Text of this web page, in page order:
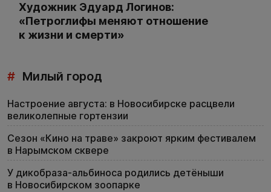
Художник Эдуард Логинов:
«Петроглифы меняют отношение
к жизни и смерти»
# Милый город
Настроение августа: в Новосибирске расцвели
великолепные гортензии
Сезон «Кино на траве» закроют ярким фестивалем
в Нарымском сквере
У дикобраза-альбиноса родились детёныши
в Новосибирском зоопарке